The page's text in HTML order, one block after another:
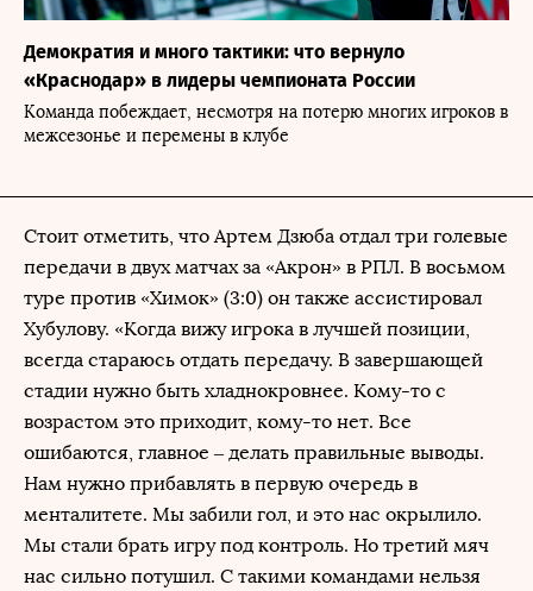
Демократия и много тактики: что вернуло
«Краснодар» в лидеры чемпионата России
Команда побеждает, несмотря на потерю многих игроков в
межсезонье и перемены в клубе
Стоит отметить, что Артем Дзюба отдал три голевые
передачи в двух матчах за «Акрон» в РПЛ. В восьмом
туре против «Химок» (3:0) он также ассистировал
Хубулову. «Когда вижу игрока в лучшей позиции,
всегда стараюсь отдать передачу. В завершающей
стадии нужно быть хладнокровнее. Кому-то с
возрастом это приходит, кому-то нет. Все
ошибаются, главное – делать правильные выводы.
Нам нужно прибавлять в первую очередь в
менталитете. Мы забили гол, и это нас окрылило.
Мы стали брать игру под контроль. Но третий мяч
нас сильно потушил. С такими командами нельзя